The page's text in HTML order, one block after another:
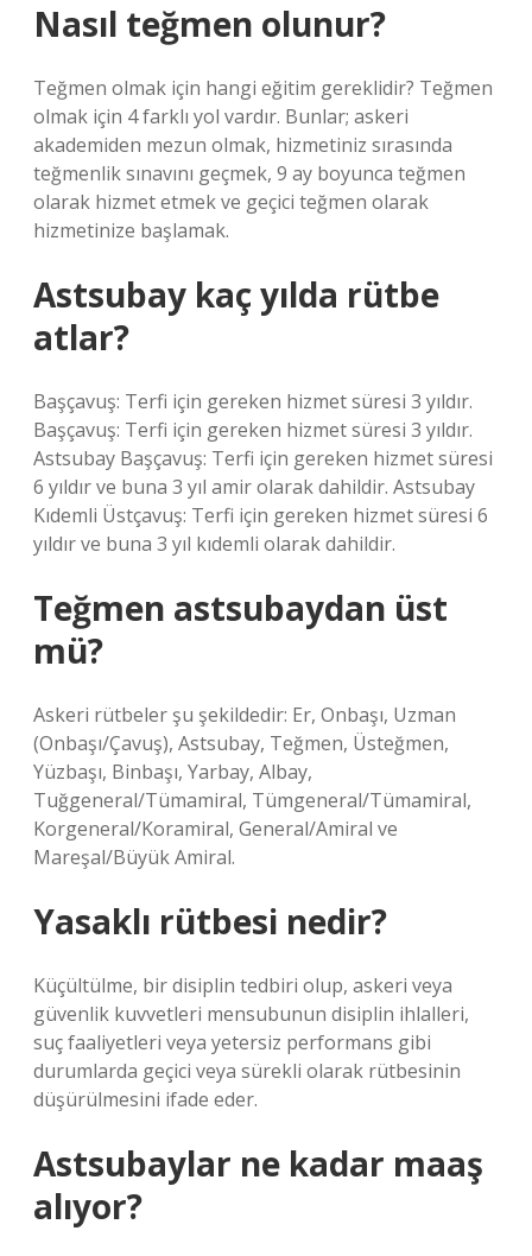
Nasıl teğmen olunur?
Teğmen olmak için hangi eğitim gereklidir? Teğmen
olmak için 4 farklı yol vardır. Bunlar; askeri
akademiden mezun olmak, hizmetiniz sırasında
teğmenlik sınavını geçmek, 9 ay boyunca teğmen
olarak hizmet etmek ve geçici teğmen olarak
hizmetinize başlamak.
Astsubay kaç yılda rütbe
atlar?
Başçavuş: Terfi için gereken hizmet süresi 3 yıldır.
Başçavuş: Terfi için gereken hizmet süresi 3 yıldır.
Astsubay Başçavuş: Terfi için gereken hizmet süresi
6 yıldır ve buna 3 yıl amir olarak dahildir. Astsubay
Kıdemli Üstçavuş: Terfi için gereken hizmet süresi 6
yıldır ve buna 3 yıl kıdemli olarak dahildir.
Teğmen astsubaydan üst
mü?
Askeri rütbeler şu şekildedir: Er, Onbaşı, Uzman
(Onbaşı/Çavuş), Astsubay, Teğmen, Üsteğmen,
Yüzbaşı, Binbaşı, Yarbay, Albay,
Tuğgeneral/Tümamiral, Tümgeneral/Tümamiral,
Korgeneral/Koramiral, General/Amiral ve
Mareşal/Büyük Amiral.
Yasaklı rütbesi nedir?
Küçültülme, bir disiplin tedbiri olup, askeri veya
güvenlik kuvvetleri mensubunun disiplin ihlalleri,
suç faaliyetleri veya yetersiz performans gibi
durumlarda geçici veya sürekli olarak rütbesinin
düşürülmesini ifade eder.
Astsubaylar ne kadar maaş
alıyor?